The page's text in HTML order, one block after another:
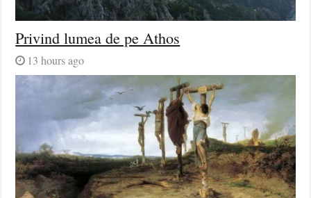
Privind lumea de pe Athos
13 hours ago